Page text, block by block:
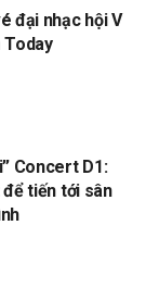
đại nhạc hội V
Today
Concert D1:
để tiến tới sân